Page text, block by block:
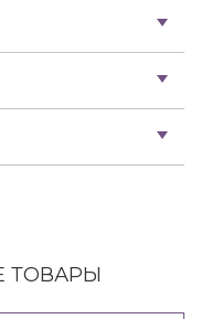
ТОВАРЫ